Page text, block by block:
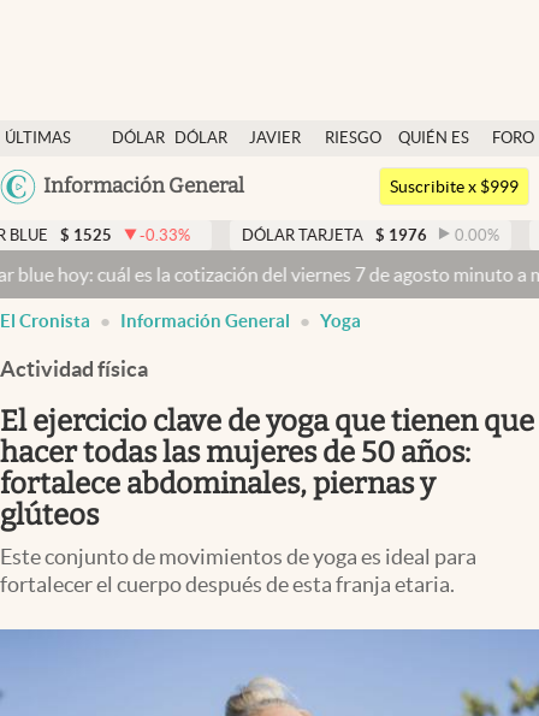
ÚLTIMAS
NOTICIAS
DÓLAR
DÓLAR
JAVIER
RIESGO
QUIÉN ES
QUIÉN
FORO
Argentina
México
Información General
Dólar
Members
Economía y Política
Finanzas y Mercados
Mercados Online
Negocios
Columnistas
Otras secciones
Apertura
Infotechnology
Clase
Mundial 2026
Suscribite x $999
-0.33% DÓLAR TARJETA $ 1976 0.00% DÓLAR
es la cotización del viernes 7 de agosto minuto a minuto
El Cronista Información General Yoga
Actividad física
El ejercicio clave de yoga que tienen que
hacer todas las mujeres de 50 años:
fortalece abdominales, piernas y
glúteos
Este conjunto de movimientos de yoga es ideal para
fortalecer el cuerpo después de esta franja etaria.